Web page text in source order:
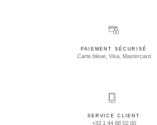
PAIEMENT SÉCURISÉ
Carte bleue, Visa, Mastercard
SERVICE CLIENT
+33 1 44 88 02 00